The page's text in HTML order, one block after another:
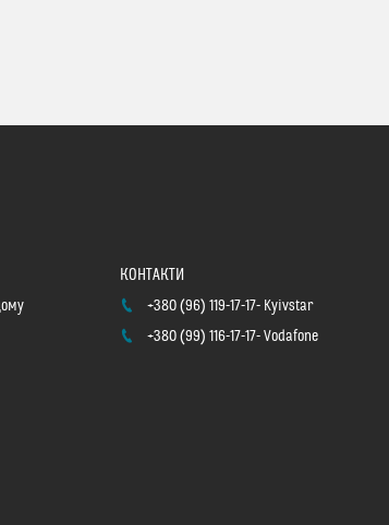
+380 (96) 119-17-17 Kyivstar
+380 (99) 116-17-17 Vodafone